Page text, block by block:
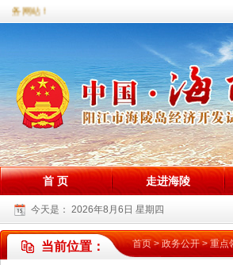
站！
首 页 走进海陵
今天是： 2026年8月6日 星期四
当前位置： 首页>政务公开>重点